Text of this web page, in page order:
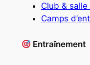
Club &
Camps
Entraînement